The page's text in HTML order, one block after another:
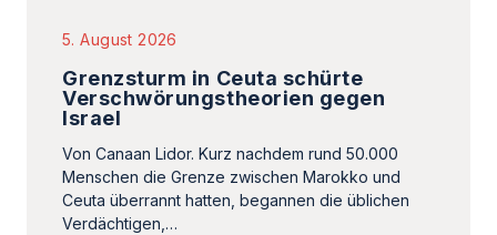
5. August 2026
Grenzsturm in Ceuta schürte
Verschwörungstheorien gegen
Israel
Von Canaan Lidor. Kurz nachdem rund 50.000
Menschen die Grenze zwischen Marokko und
Ceuta überrannt hatten, begannen die üblichen
Verdächtigen,…